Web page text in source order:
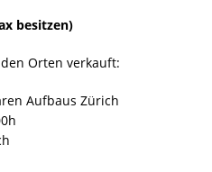
besitzen)
Orten verkauft:
Aufbaus Zürich